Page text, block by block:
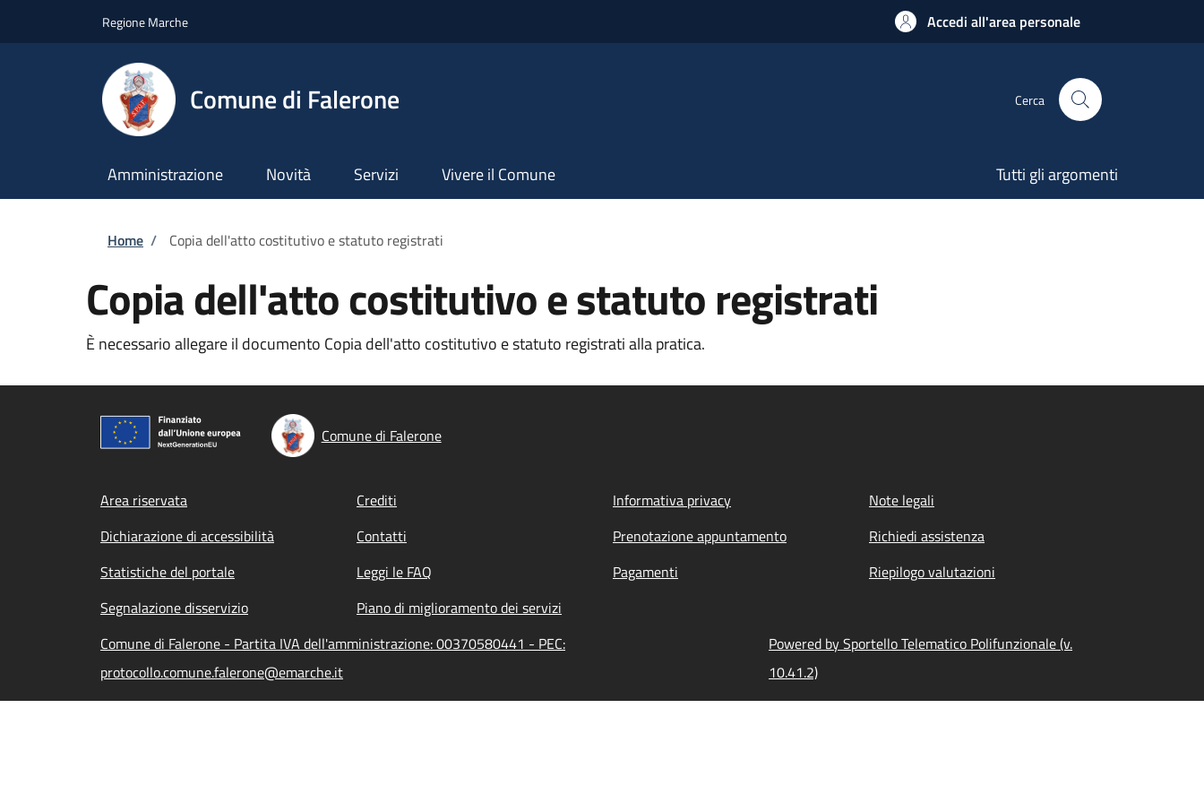
Regione Marche Accedi all'area personale
Comune di Falerone Cerca
Amministrazione Novità Servizi Vivere il Comune Tutti gli argomenti
Briciole di pane
Home / Copia dell'atto costitutivo e statuto registrati
Copia dell'atto costitutivo e statuto registrati
È necessario allegare il documento Copia dell'atto costitutivo e statuto registrati alla pratica.
Comune di Falerone
Footer menu
Area riservata Crediti Informativa privacy
Note legali
Dichiarazione di accessibilità
Contatti Prenotazione appuntamento
Richiedi assistenza
Statistiche del portale
Leggi le FAQ Pagamenti
Riepilogo valutazioni
Segnalazione disservizio
Piano di miglioramento dei servizi
Comune di Falerone - Partita IVA dell'amministrazione: 00370580441 - PEC:
protocollo.comune.falerone@emarche.it
Powered by Sportello Telematico Polifunzionale (v.
10.41.2)